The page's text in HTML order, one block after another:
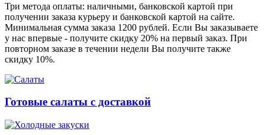
Три метода оплаты: наличными, банковской картой при
получении заказа курьеру и банковской картой на сайте.
Минимальная сумма заказа 1200 рублей. Если Вы заказываете
у нас впервые - получите скидку 20% на первый заказ. При
повторном заказе в течении недели Вы получите также
скидку 10%.
Готовые салаты с доставкой